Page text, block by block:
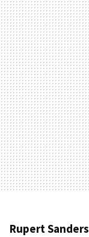
Rupert Sanders